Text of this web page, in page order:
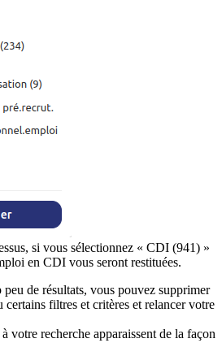
si vous sélectionnez « CDI (941) »
en CDI vous seront restituées.
de résultats, vous pouvez supprimer
certains filtres et critères et relancer votre
votre recherche apparaissent de la façon